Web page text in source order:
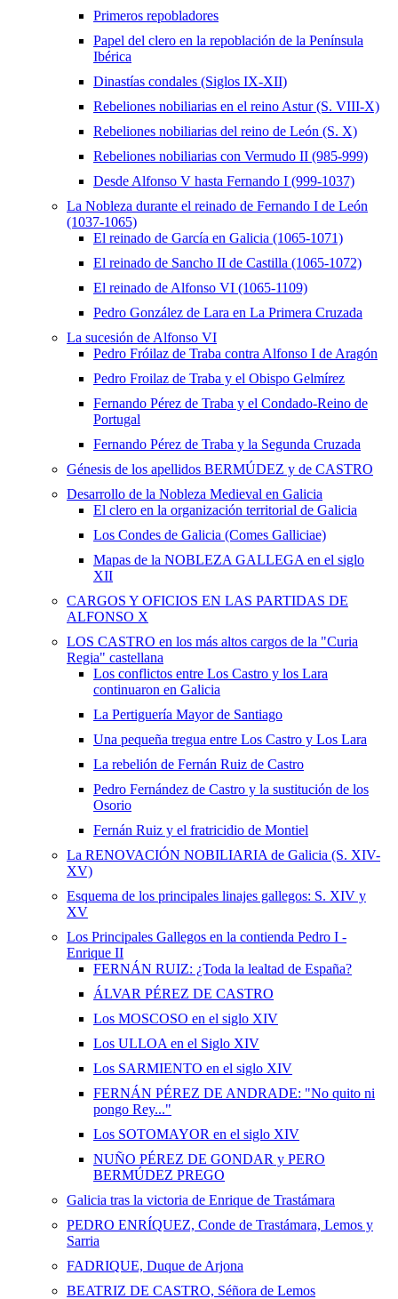
Primeros repobladores
Papel del clero en la repoblación de la Península
Ibérica
Dinastías condales (Siglos IX-XII)
Rebeliones nobiliarias en el reino Astur (S. VIII-X)
Rebeliones nobiliarias del reino de León (S. X)
Rebeliones nobiliarias con Vermudo II (985-999)
Desde Alfonso V hasta Fernando I (999-1037)
La Nobleza durante el reinado de Fernando I de León
(1037-1065)
El reinado de García en Galicia (1065-1071)
El reinado de Sancho II de Castilla (1065-1072)
El reinado de Alfonso VI (1065-1109)
Pedro González de Lara en La Primera Cruzada
La sucesión de Alfonso VI
Pedro Fróilaz de Traba contra Alfonso I de Aragón
Pedro Froilaz de Traba y el Obispo Gelmírez
Fernando Pérez de Traba y el Condado-Reino de
Portugal
Fernando Pérez de Traba y la Segunda Cruzada
Génesis de los apellidos BERMÚDEZ y de CASTRO
Desarrollo de la Nobleza Medieval en Galicia
El clero en la organización territorial de Galicia
Los Condes de Galicia (Comes Galliciae)
Mapas de la NOBLEZA GALLEGA en el siglo
XII
CARGOS Y OFICIOS EN LAS PARTIDAS DE
ALFONSO X
LOS CASTRO en los más altos cargos de la "Curia
Regia" castellana
Los conflictos entre Los Castro y los Lara
continuaron en Galicia
La Pertiguería Mayor de Santiago
Una pequeña tregua entre Los Castro y Los Lara
La rebelión de Fernán Ruiz de Castro
Pedro Fernández de Castro y la sustitución de los
Osorio
Fernán Ruiz y el fratricidio de Montiel
La RENOVACIÓN NOBILIARIA de Galicia (S. XIV-
XV)
Esquema de los principales linajes gallegos: S. XIV y
XV
Los Principales Gallegos en la contienda Pedro I -
Enrique II
FERNÁN RUIZ: ¿Toda la lealtad de España?
ÁLVAR PÉREZ DE CASTRO
Los MOSCOSO en el siglo XIV
Los ULLOA en el Siglo XIV
Los SARMIENTO en el siglo XIV
FERNÁN PÉREZ DE ANDRADE: "No quito ni
pongo Rey..."
Los SOTOMAYOR en el siglo XIV
NUÑO PÉREZ DE GONDAR y PERO
BERMÚDEZ PREGO
Galicia tras la victoria de Enrique de Trastámara
PEDRO ENRÍQUEZ, Conde de Trastámara, Lemos y
Sarria
FADRIQUE, Duque de Arjona
BEATRIZ DE CASTRO, Séñora de Lemos